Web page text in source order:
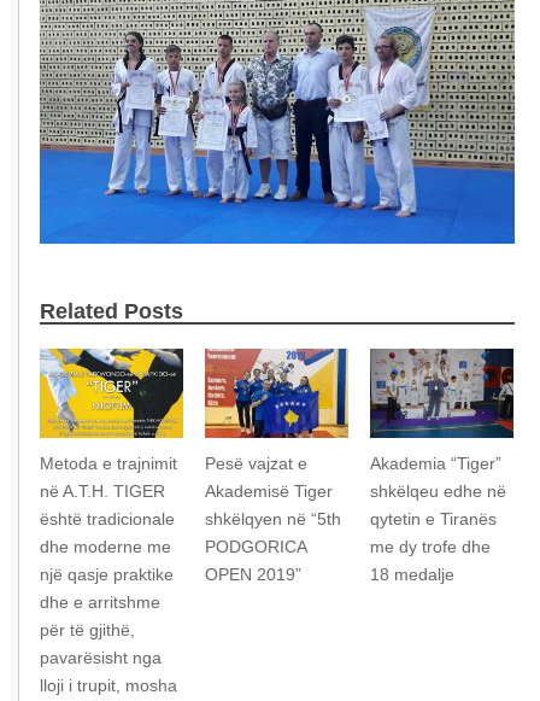
Related Posts
Metoda e trajnimit
në A.T.H. TIGER
është tradicionale
dhe moderne me
një qasje praktike
dhe e arritshme
për të gjithë,
pavarësisht nga
lloji i trupit, mosha
Pesë vajzat e
Akademisë Tiger
shkëlqyen në “5th
PODGORICA
OPEN 2019”
Akademia “Tiger”
shkëlqeu edhe në
qytetin e Tiranës
me dy trofe dhe
18 medalje